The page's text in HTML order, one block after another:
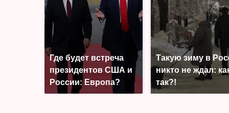
Где будет встреча
президентов США и
России: Европа?
Такую зиму в
никто не ждал:
так?!